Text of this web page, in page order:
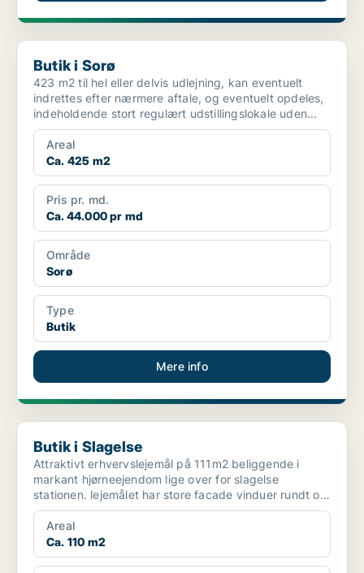
Butik i Sorø
Butik i Sorø
423 m2 til hel eller delvis udlejning, kan eventuelt
indrettes efter nærmere aftale, og eventuelt opdeles,
indeholdende stort regulært udstillingslokale uden...
Areal
Ca. 425 m2
Pris pr. md.
Ca. 44.000 pr md
Område
Sorø
Type
Butik
Mere info
Butik i Slagelse
Butik i Slagelse
Attraktivt erhvervslejemål på 111m2 beliggende i
markant hjørneejendom lige over for slagelse
stationen. lejemålet har store facade vinduer rundt om
hjørnet,...
Areal
Ca. 110 m2